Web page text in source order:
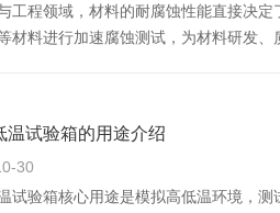
工程领域，材料的耐腐蚀性能直接决
材料进行加速腐蚀测试，为材料研发
温试验箱的用途介绍
30
试验箱核心用途是模拟高低温环境，